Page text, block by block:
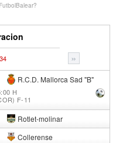
»
R.C.D. Mallorca Sad "B"
H
F-11
Rotlet-molinar
Collerense